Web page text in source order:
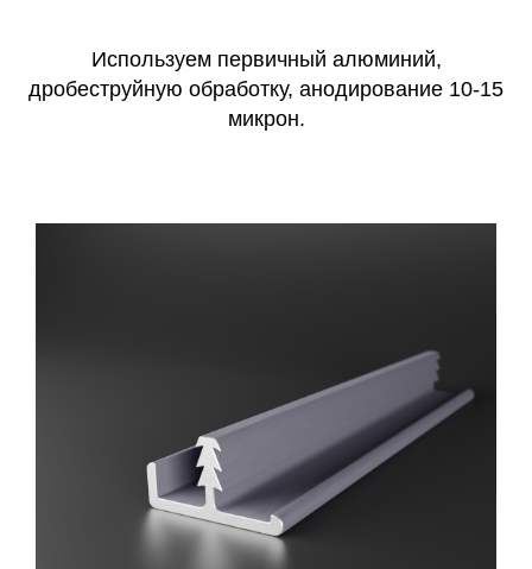
Используем первичный алюминий,
дробеструйную обработку, анодирование 10-15
микрон.